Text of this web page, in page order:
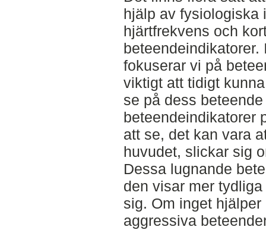
hjälp av fysiologiska
hjärtfrekvens och
fokuserar vi på
viktigt att tidigt
se på dess
beteendeindikatorer
att se, det kan vara
huvudet, slickar sig
Dessa lugnande
den visar mer
sig. Om inget
aggressiva